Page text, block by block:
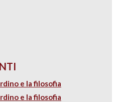
e la filosofia
e la filosofia